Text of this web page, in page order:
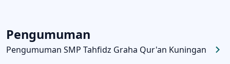
Pengumuman
Pengumuman SMP Tahfidz Graha Qur'an Kuningan